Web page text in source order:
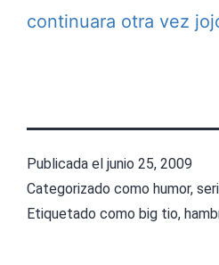
continuara otra vez
Publicada el junio 25, 2009
Categorizado como humor,
Etiquetado como big tio,